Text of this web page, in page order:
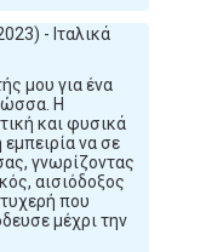
- Ιταλικά
μου για ένα
Η
και φυσικά
να σε
γνωρίζοντας
αισιόδοξος
που
μέχρι την